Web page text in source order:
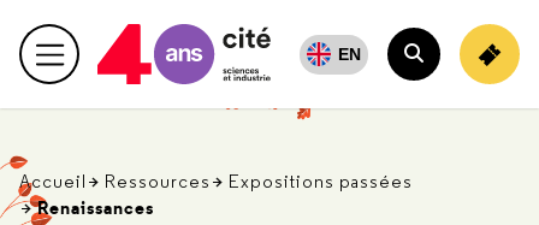
Retour
en
Menu principal EN
Rechercher
Accueil Ressources Expositions passées
Renaissances